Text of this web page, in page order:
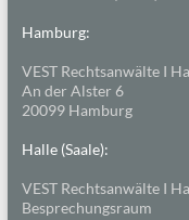
Hamburg:
VEST Rechtsanwälte I
An der Alster 6
20099 Hamburg
Halle (Saale):
VEST Rechtsanwälte I
Besprechungsraum